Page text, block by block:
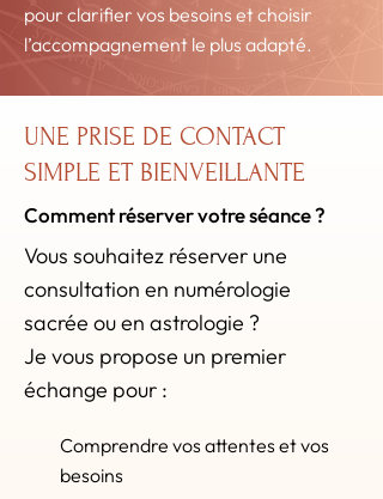
pour clarifier vos besoins et choisir
l’accompagnement le plus adapté.
UNE PRISE DE CONTACT
SIMPLE ET BIENVEILLANTE
Comment réserver votre séance ?
Vous souhaitez réserver une
consultation en numérologie
sacrée ou en astrologie ?
Je vous propose un premier
échange pour :
Comprendre vos attentes et vos
besoins